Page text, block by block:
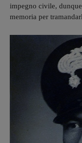
impegno civile,
memoria per